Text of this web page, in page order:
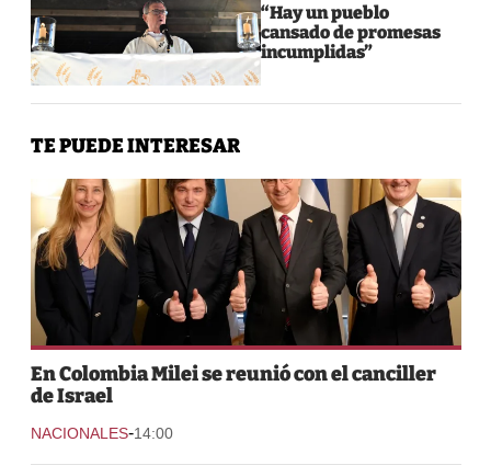
“Hay un pueblo
cansado de promesas
incumplidas”
TE PUEDE INTERESAR
En Colombia Milei se reunió con el canciller
de Israel
NACIONALES-14:00